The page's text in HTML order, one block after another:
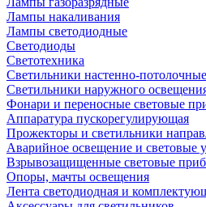
Лампы накаливания
Лампы светодиодные
Светодиоды
Светотехника
Светильники настенно-потолочные
Светильники наружного
Фонари и переносные световые
Аппаратура пускорегулирующая
Прожекторы и светильники
Аварийное освещение и световые
Взрывозащищенные световые
Опоры, мачты освещения
Лента светодиодная и